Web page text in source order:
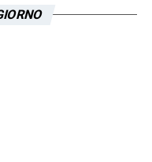
Non credo